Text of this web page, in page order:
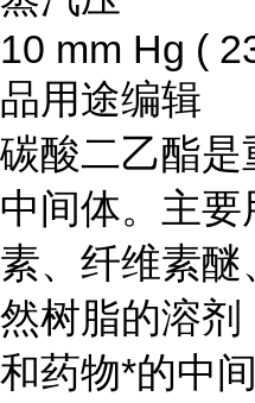
10 mm Hg (
品用途编辑
碳酸二乙酯
中间体。主
素、纤维素
然树脂的溶
和药物*的中